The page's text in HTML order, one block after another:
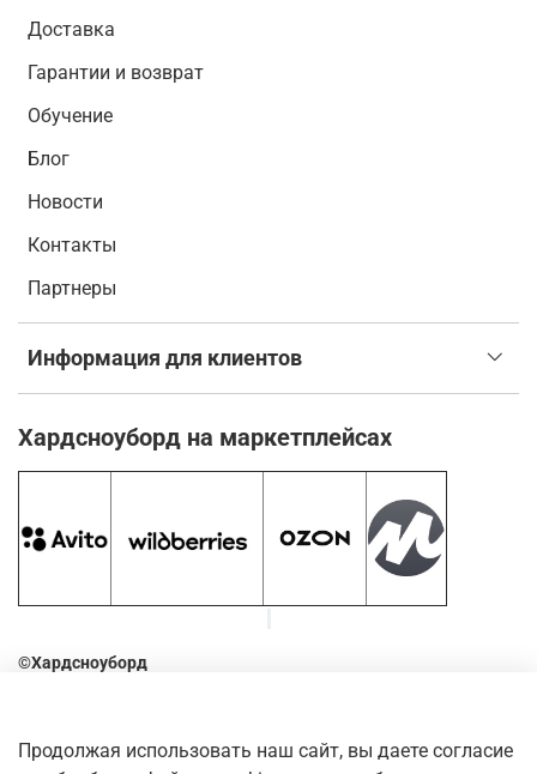
Доставка
Гарантии и возврат
Обучение
Блог
Новости
Контакты
Партнеры
Информация для клиентов
Хардсноуборд на маркетплейсах
©Хардсноуборд
Оставьте отзыв о нашем магазине. Для этого наведите
Продолжая использовать наш сайт, вы даете согласие